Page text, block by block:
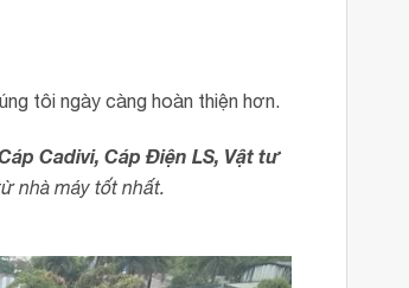
tôi ngày càng hoàn thiện hơn.
Cadivi, Cáp Điện LS, Vật tư
nhà máy tốt nhất.